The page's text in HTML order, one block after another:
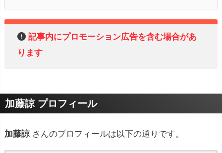
記事内にプロモーション広告を含む場合があ
ります
加藤諒 プロフィール
加藤諒 さんのプロフィールは以下の通りです。